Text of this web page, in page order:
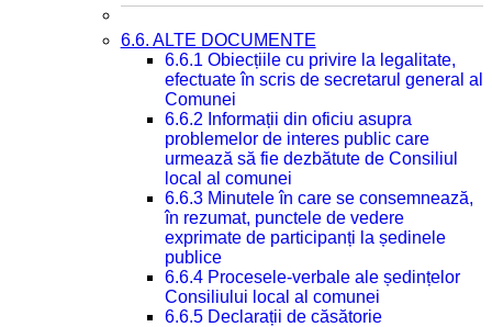
6.6. ALTE DOCUMENTE
6.6.1 Obiecțiile cu privire la legalitate,
efectuate în scris de secretarul general al
Comunei
6.6.2 Informații din oficiu asupra
problemelor de interes public care
urmează să fie dezbătute de Consiliul
local al comunei
6.6.3 Minutele în care se consemnează,
în rezumat, punctele de vedere
exprimate de participanți la ședinele
publice
6.6.4 Procesele-verbale ale ședințelor
Consiliului local al comunei
6.6.5 Declarații de căsătorie